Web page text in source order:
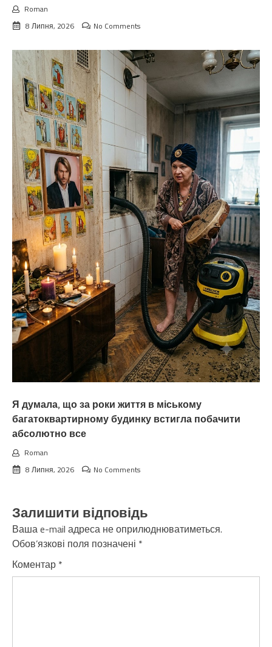
Roman
8 Липня, 2026
No Comments
Я думала, що за роки життя в міському
багатоквартирному будинку встигла побачити
абсолютно все
Roman
8 Липня, 2026
No Comments
Залишити відповідь
Ваша e-mail адреса не оприлюднюватиметься.
Обов’язкові поля позначені *
Коментар *